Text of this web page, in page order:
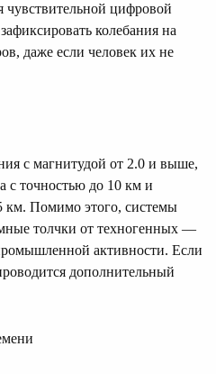
чувствительной цифровой
колебания на
даже если человек их не
с магнитудой от 2.0 и выше,
с точностью до 10 км и
км. Помимо этого, системы
толчки от техногенных —
активности. Если
дополнительный